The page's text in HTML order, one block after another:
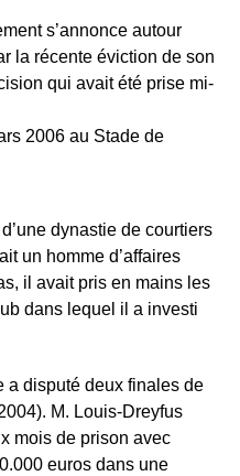
s’annonce autour
la récente éviction de son
qui avait été prise mi-
2006 au Stade de
dynastie de courtiers
un homme d’affaires
il avait pris en mains les
dans lequel il a investi
a disputé deux finales de
M. Louis-Dreyfus
mois de prison avec
euros dans une